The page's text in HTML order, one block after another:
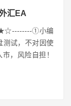
汇EA
①小编
测试，不对因使
，风险自担！